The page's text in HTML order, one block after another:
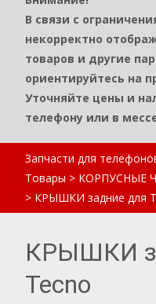
В связи с
некорректно
товаров и другие
ориентируйтесь на
Уточняйте цены и
телефону или в
Запчасти для
Товары > КОРПУСНЫЕ
> КРЫШКИ задние для
КРЫШКИ
Tecno